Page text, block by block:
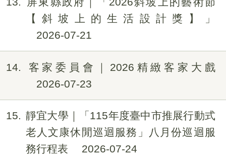
【斜坡上的生活設計獎】」
2026-07-21
14
客家委員會｜2026精緻客家大戲
2026-07-23
15
靜宜大學｜「115年度臺中市推展行動式
老人文康休閒巡迴服務」八月份巡迴服
務行程表
2026-07-24